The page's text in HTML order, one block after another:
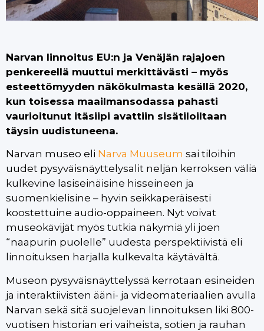
Narvan linnoitus EU:n ja Venäjän rajajoen
penkereellä muuttui merkittävästi – myös
esteettömyyden näkökulmasta kesällä 2020,
kun toisessa maailmansodassa pahasti
vaurioitunut itäsiipi avattiin sisätiloiltaan
täysin uudistuneena.
Narvan museo eli Narva Muuseum sai tiloihin
uudet pysyväisnäyttelysalit neljän kerroksen väliä
kulkevine lasiseinäisine hisseineen ja
suomenkielisine – hyvin seikkaperäisesti
koostettuine audio-oppaineen. Nyt voivat
museokävijät myös tutkia näkymiä yli joen
“naapurin puolelle” uudesta perspektiivistä eli
linnoituksen harjalla kulkevalta käytävältä.
Museon pysyväisnäyttelyssä kerrotaan esineiden
ja interaktiivisten ääni- ja videomateriaalien avulla
Narvan sekä sitä suojelevan linnoituksen liki 800-
vuotisen historian eri vaiheista, sotien ja rauhan